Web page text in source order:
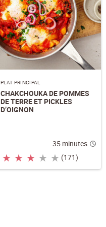
PLAT PRINCIPAL
CHAKCHOUKA DE POMMES
DE TERRE ET PICKLES
D’OIGNON
35 minutes
★ ★ ★ ★ ★ (171)